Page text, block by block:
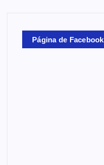
Página de Facebook